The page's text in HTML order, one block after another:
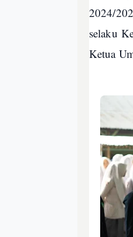
2024/
selaku
Ketua